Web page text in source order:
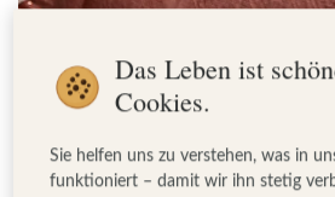
So nutzt du den Schleifentrend für
Das Leben ist
Cookies.
Sie helfen uns zu verstehen, was in
funktioniert – damit wir ihn stetig